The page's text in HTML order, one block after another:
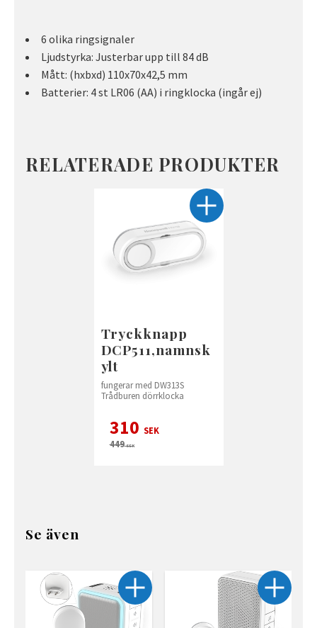
6 olika ringsignaler
Ljudstyrka: Justerbar upp till 84 dB
Mått: (hxbxd) 110x70x42,5 mm
Batterier: 4 st LR06 (AA) i ringklocka (ingår ej)
RELATERADE PRODUKTER
Tryckknapp
DCP511,namnsk
ylt
fungerar med DW313S
Trådburen dörrklocka
310 SEK
449SEK
Se även